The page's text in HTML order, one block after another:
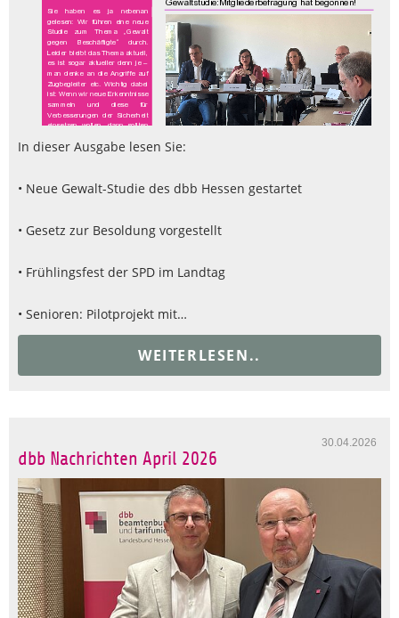
In dieser Ausgabe lesen Sie:
• Neue Gewalt-Studie des dbb Hessen gestartet
• Gesetz zur Besoldung vorgestellt
• Frühlingsfest der SPD im Landtag
• Senioren: Pilotprojekt mit…
WEITERLESEN..
30.04.2026
dbb Nachrichten April 2026